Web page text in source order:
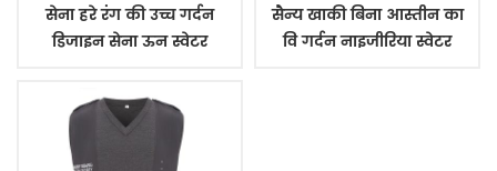
सेना हरे रंग की उच्च गर्दन
डिजाइन सेना ऊन स्वेटर
सैन्य खाकी बिना आस्तीन का
वि गर्दन नाइजीरिया स्वेटर